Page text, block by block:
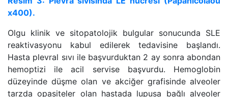
x400).
Olgu klinik ve sitopatolojik bulgular sonucunda SLE
reaktivasyonu kabul edilerek tedavisine başlandı.
Hasta plevral sıvı ile başvurduktan 2 ay sonra abondan
hemoptizi ile acil servise başvurdu. Hemoglobin
düzeyinde düşme olan ve akciğer grafisinde alveoler
tarzda opasiteler olan hastada lupusa bağlı alveoler